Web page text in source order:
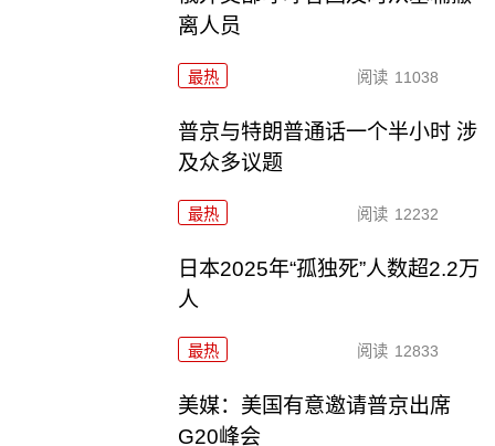
离人员
最热 阅读 11038
普京与特朗普通话一个半小时 涉
及众多议题
最热 阅读 12232
日本2025年“孤独死”人数超2.2万
人
最热 阅读 12833
美媒：美国有意邀请普京出席
G20峰会